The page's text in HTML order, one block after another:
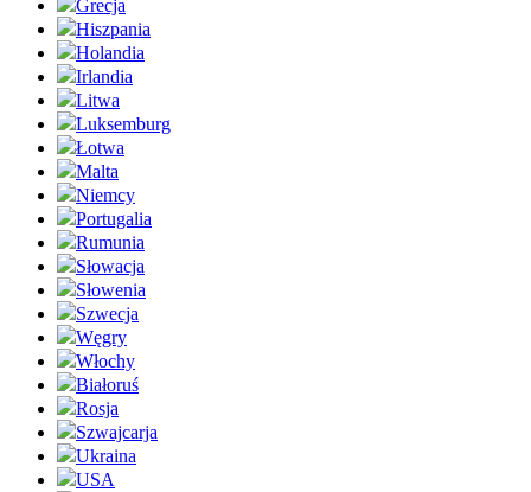
Grecja
Hiszpania
Holandia
Irlandia
Litwa
Luksemburg
Łotwa
Malta
Niemcy
Portugalia
Rumunia
Słowacja
Słowenia
Szwecja
Węgry
Włochy
Białoruś
Rosja
Szwajcarja
Ukraina
USA